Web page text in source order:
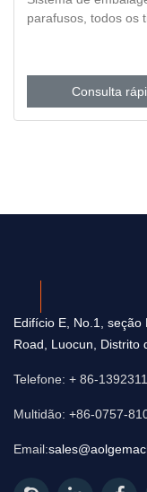
parafusos, todos os
Consulta
Edifício E, No.1, seção
Road, Luocun, Distrito
Telefone: + 86-
Multidão: +86-0757-
Email: